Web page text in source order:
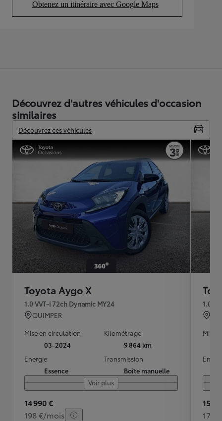
Obtenez un itinéraire avec Google Maps
(Opens in new tab)
Découvrez d'autres véhicules d'occasion
similaires
Découvrez ces véhicules
Toyota Aygo X
1.0 VVT-i 72ch Dynamic MY24
QUIMPER
Mise en circulation
03-2024
Kilométrage
9 864 km
Energie
Essence
Transmission
Boîte manuelle
Voir plus
14 990 €
198 €/mois
1.0
Mise
15
175